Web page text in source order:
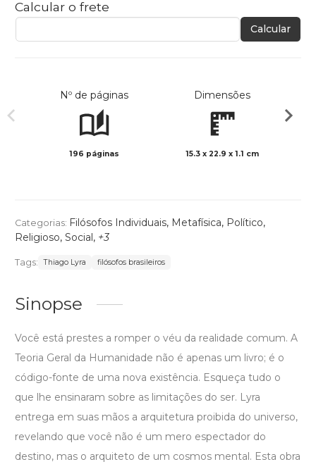
Calcular o frete
Calcular
Nº de páginas
196 páginas
Dimensões
15.3 x 22.9 x 1.1 cm
Categorias: Filósofos Individuais, Metafísica, Político,
Religioso, Social, +3
Tags: Thiago Lyra filósofos brasileiros
Sinopse
Você está prestes a romper o véu da realidade comum. A
Teoria Geral da Humanidade não é apenas um livro; é o
código-fonte de uma nova existência. Esqueça tudo o
que lhe ensinaram sobre as limitações do ser. Lyra
entrega em suas mãos a arquitetura proibida do universo,
revelando que você não é um mero espectador do
destino, mas o arquiteto de um cosmos mental. Esta obra